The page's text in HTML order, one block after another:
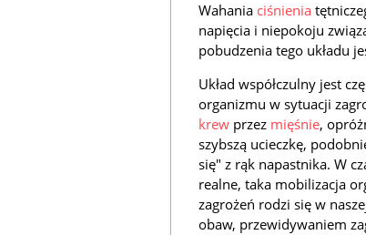
Wahania ciśnienia
napięcia i niepokoju
pobudzenia tego układu
Układ współczulny jest
organizmu w sytuacji
krew przez mięśnie,
szybszą ucieczkę,
się" z rąk napastnika. W
realne, taka mobilizacja
zagrożeń rodzi się w
obaw, przewidywaniem